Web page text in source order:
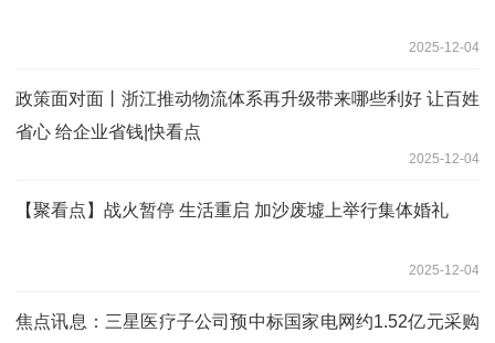
2025-12-04
政策面对面丨浙江推动物流体系再升级带来哪些利好 让百姓
省心 给企业省钱|快看点
2025-12-04
【聚看点】战火暂停 生活重启 加沙废墟上举行集体婚礼
2025-12-04
焦点讯息：三星医疗子公司预中标国家电网约1.52亿元采购